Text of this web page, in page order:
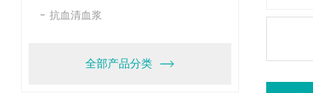
抗血清血浆
全部产品分类